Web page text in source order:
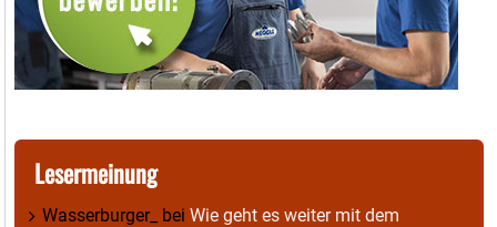
Lesermeinung
Wasserburger_ bei Wie geht es weiter mit dem